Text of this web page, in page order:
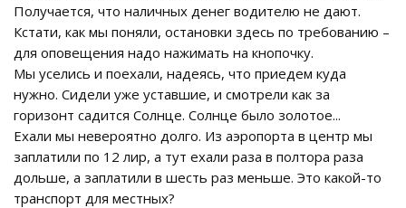
Получается, что наличных денег водителю не дают.
Кстати, как мы поняли, остановки здесь по требованию –
для оповещения надо нажимать на кнопочку.
Мы уселись и поехали, надеясь, что приедем куда
нужно. Сидели уже уставшие, и смотрели как за
горизонт садится Солнце. Солнце было золотое...
Ехали мы невероятно долго. Из аэропорта в центр мы
заплатили по 12 лир, а тут ехали раза в полтора раза
дольше, а заплатили в шесть раз меньше. Это какой-то
транспорт для местных?